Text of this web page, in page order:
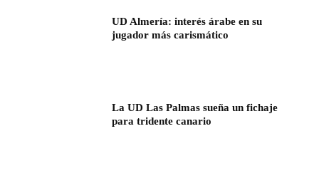
UD Almería: interés árabe en su
jugador más carismático
La UD Las Palmas sueña un fichaje
para tridente canario